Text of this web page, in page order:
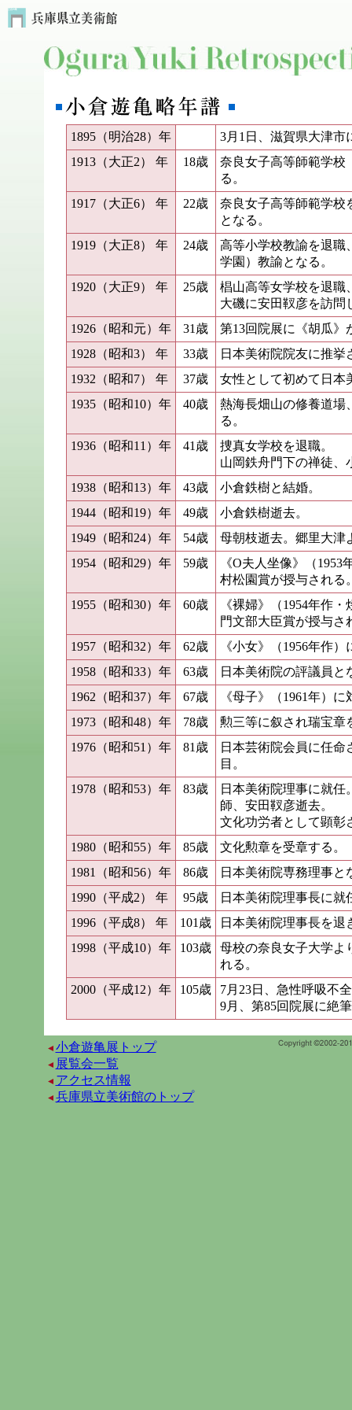
1895（明治28）年
3月1日、滋賀県大津市
1913（大正2） 年
18歳
奈良女子高等師範学校
る。
1917（大正6） 年
22歳
奈良女子高等師範学校
となる。
1919（大正8） 年
24歳
高等小学校教諭を退職
学園）教諭となる。
1920（大正9） 年
25歳
椙山高等女学校を退職
大磯に安田靫彦を訪問
1926（昭和元）年
31歳
第13回院展に《胡瓜》
1928（昭和3） 年
33歳
日本美術院院友に推挙
1932（昭和7） 年
37歳
女性として初めて日本
1935（昭和10）年
40歳
熱海長畑山の修養道場
る。
1936（昭和11）年
41歳
捜真女学校を退職。
山岡鉄舟門下の禅徒、
1938（昭和13）年
43歳
小倉鉄樹と結婚。
1944（昭和19）年
49歳
小倉鉄樹逝去。
1949（昭和24）年
54歳
母朝枝逝去。郷里大津
1954（昭和29）年
59歳
《O夫人坐像》（
村松園賞が授与される
1955（昭和30）年
60歳
《裸婦》（1954年作
門文部大臣賞が授与さ
1957（昭和32）年
62歳
《小女》（1956年作
1958（昭和33）年
63歳
日本美術院の評議員と
1962（昭和37）年
67歳
《母子》（1961年）
1973（昭和48）年
78歳
勲三等に叙され瑞宝章
1976（昭和51）年
81歳
日本芸術院会員に任
目。
1978（昭和53）年
83歳
日本美術院理事に就任
師、安田靫彦逝去。
文化功労者として顕彰
1980（昭和55）年
85歳
文化勲章を受章する。
1981（昭和56）年
86歳
日本美術院専務理事
1990（平成2） 年
95歳
日本美術院理事長に就
1996（平成8） 年
101歳
日本美術院理事長を退
1998（平成10）年
103歳
母校の奈良女子大学よ
れる。
2000（平成12）年
105歳
7月23日、急性呼吸不
9月、第85回院展に絶
小倉遊亀展トップ
展覧会一覧
アクセス情報
兵庫県立美術館のトップ